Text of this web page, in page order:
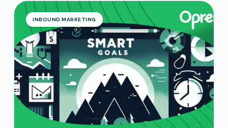
Definiendo los objetivos SMART en tu
INBOUND MARKETING